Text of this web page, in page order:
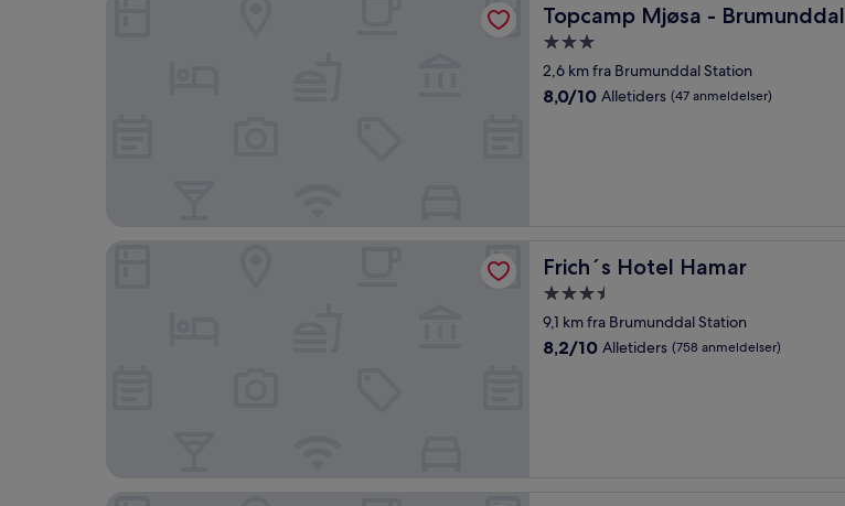
Topcamp Mjøsa - Brumunddal
Topcamp Mjøsa - Brumunddal
3.0-
stjernet
overnatningssted
2,6 km fra Brumunddal Station
8.0
8,0/10 Alletiders (47 anmeldelser)
Frich´s Hotel Hamar
Frich´s Hotel Hamar
3.5-
stjernet
overnatningssted
9,1 km fra Brumunddal Station
8.2
8,2/10 Alletiders (758 anmeldelser)